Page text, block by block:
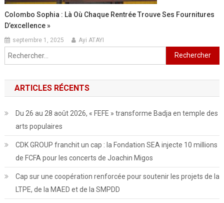
Colombo Sophia : Là Où Chaque Rentrée Trouve Ses Fournitures
D’excellence »
septembre 1, 2025 Ayi ATAYI
Rechercher :
ARTICLES RÉCENTS
Du 26 au 28 août 2026, « FEFE » transforme Badja en temple des
arts populaires
CDK GROUP franchit un cap : la Fondation SEA injecte 10 millions
de FCFA pour les concerts de Joachin Migos
Cap sur une coopération renforcée pour soutenir les projets de la
LTPE, de la MAED et de la SMPDD